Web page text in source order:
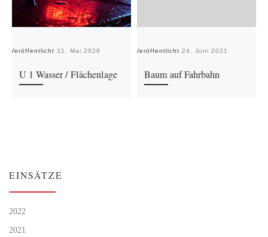
Veröffentlicht 31. Mai 2026
U 1 Wasser / Flächenlage
Veröffentlicht 24. Juni 2021
Baum auf Fahrbahn
EINSÄTZE
2022
2021